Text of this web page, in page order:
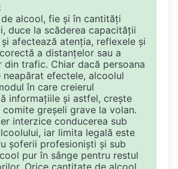
de alcool, fie și în cantități
duce la scăderea capacității
afectează atenția, reflexele și
a distanțelor sau a
din trafic. Chiar dacă persoana
neapărat efectele, alcoolul
în care creierul
informațiile și astfel, crește
comite greșeli grave la volan.
interzice conducerea sub
iar limita legală este
șoferii profesioniști și sub
pur în sânge pentru restul
Orice cantitate de alcool